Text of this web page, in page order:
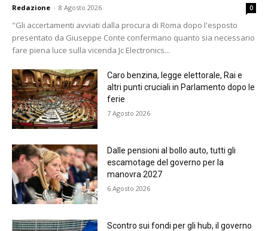
Redazione - 8 Agosto 2026 0
"Gli accertamenti avviati dalla procura di Roma dopo l'esposto
presentato da Giuseppe Conte confermano quanto sia necessario
fare piena luce sulla vicenda Jc Electronics...
Caro benzina, legge elettorale, Rai e
altri punti cruciali in Parlamento dopo le
ferie
7 Agosto 2026
Dalle pensioni al bollo auto, tutti gli
escamotage del governo per la
manovra 2027
6 Agosto 2026
Scontro sui fondi per gli hub, il governo